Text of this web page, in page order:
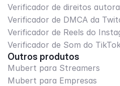
Verificador de direitos
Verificador de DMCA da
Verificador de Reels do
Verificador de Som do
Outros produtos
Mubert para Streamers
Mubert para Empresas